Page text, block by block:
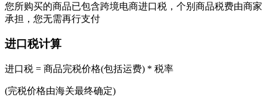
您所购买的商品已包含跨境电商进口税，个别商品税费由商家
承担，您无需再行支付
进口税计算
进口税 = 商品完税价格(包括运费) * 税率
(完税价格由海关最终确定)